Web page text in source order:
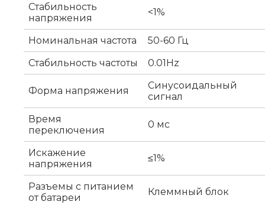
Стабильность
напряжения
<1%
Номинальная частота
50-60 Гц
Стабильность частоты
0.01Hz
Форма напряжения
Синусоидальный
сигнал
Время
переключения
0 мс
Искажение
напряжения
≤1%
Разъемы с питанием
от батареи
Клеммный блок